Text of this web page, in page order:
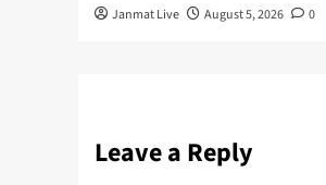
Janmat Live August 5, 2026 0
Leave a Reply